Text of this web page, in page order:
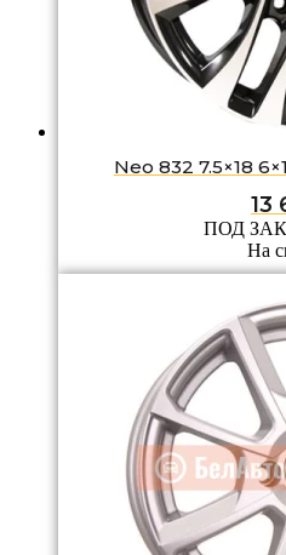
Neo 832 7.5×18
13
ПОД
На